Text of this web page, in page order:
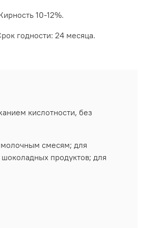
10-12%.
годности: 24 месяца.
кислотности, без
молочным смесям; для
продуктов; для